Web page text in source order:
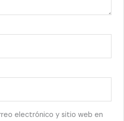
electrónico y sitio web en